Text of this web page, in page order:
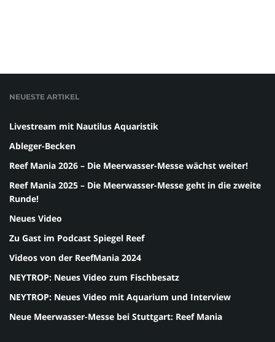
NEUESTE ARTIKEL
Livestream mit Nautilus Aquaristik
Ableger-Becken
Reef Mania 2026 – Die Meerwasser-Messe wächst weiter!
Reef Mania 2025 – Die Meerwasser-Messe geht in die zweite
Runde!
Neues Video
Zu Gast im Podcast Spiegel Reef
Videos von der ReefMania 2024
NEYTROP: Neues Video zum Fischbesatz
NEYTROP: Neues Video mit Aquarium und Interview
Neue Meerwasser-Messe bei Stuttgart: Reef Mania